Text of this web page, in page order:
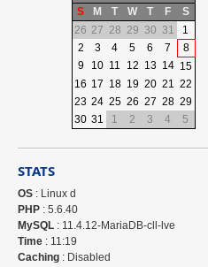
S
M T W T F
S
26 27 28 29 30 31
1
2
3 4 5 6 7
8
9
10 11 12 13 14 15
16 17 18 19 20 21 22
23 24 25 26 27 28 29
30 31 1 2 3 4 5
STATS
OS : Linux d
PHP : 5.6.40
MySQL : 11.4.12-MariaDB-cll-lve
Time : 11:19
Caching : Disabled